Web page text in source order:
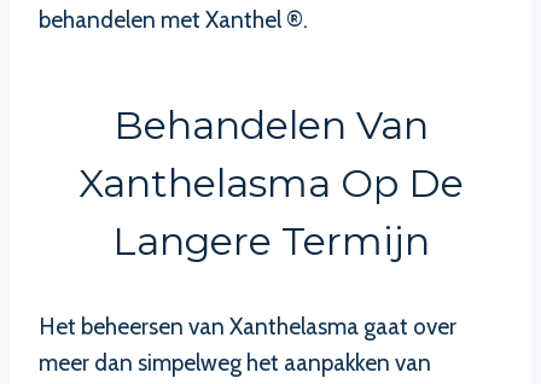
behandelen met Xanthel ®.
Behandelen Van
Xanthelasma Op De
Langere Termijn
Het beheersen van Xanthelasma gaat over
meer dan simpelweg het aanpakken van